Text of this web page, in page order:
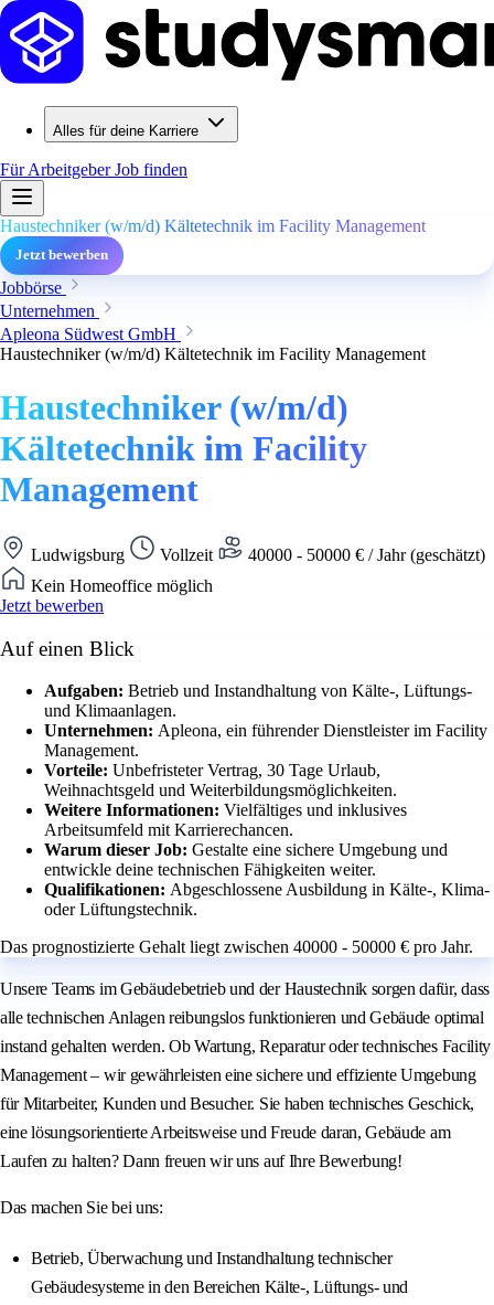
Alles für deine Karriere
Für ArbeitgeberJob finden
Haustechniker (w/m/d) Kältetechnik im Facility Management
Jetzt bewerben
Jobbörse
Unternehmen
Apleona Südwest GmbH
Haustechniker (w/m/d) Kältetechnik im Facility Management
Haustechniker (w/m/d)
Kältetechnik im Facility
Management
Ludwigsburg Vollzeit
40000 - 50000 € / Jahr (geschätzt)
Kein Homeoffice möglich
Jetzt bewerben
Auf einen Blick
Aufgaben: Betrieb und Instandhaltung von Kälte-, Lüftungs-
und Klimaanlagen.
Unternehmen: Apleona, ein führender Dienstleister im Facility
Management.
Vorteile: Unbefristeter Vertrag, 30 Tage Urlaub,
Weihnachtsgeld und Weiterbildungsmöglichkeiten.
Weitere Informationen: Vielfältiges und inklusives
Arbeitsumfeld mit Karrierechancen.
Warum dieser Job: Gestalte eine sichere Umgebung und
entwickle deine technischen Fähigkeiten weiter.
Qualifikationen: Abgeschlossene Ausbildung in Kälte-, Klima-
oder Lüftungstechnik.
Das prognostizierte Gehalt liegt zwischen 40000 - 50000 € pro Jahr.
Unsere Teams im Gebäudebetrieb und der Haustechnik sorgen dafür, dass
alle technischen Anlagen reibungslos funktionieren und Gebäude optimal
instand gehalten werden. Ob Wartung, Reparatur oder technisches Facility
Management – wir gewährleisten eine sichere und effiziente Umgebung
für Mitarbeiter, Kunden und Besucher. Sie haben technisches Geschick,
eine lösungsorientierte Arbeitsweise und Freude daran, Gebäude am
Laufen zu halten? Dann freuen wir uns auf Ihre Bewerbung!
Das machen Sie bei uns:
Betrieb, Überwachung und Instandhaltung technischer
Gebäudesysteme in den Bereichen Kälte-, Lüftungs- und